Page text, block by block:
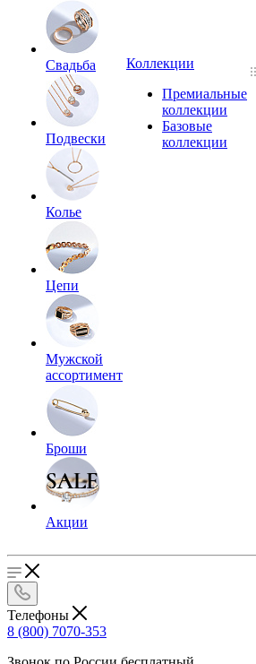
Свадьба
Подвески
Колье
Цепи
Мужской
ассортимент
Броши
Акции
Коллекции
Премиальные
коллекции
Базовые
коллекции
Телефоны
8 (800) 7070-353